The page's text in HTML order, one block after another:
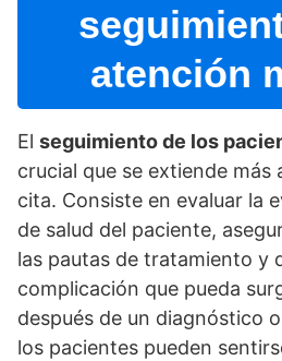
atención
El seguimiento de los
crucial que se extiende más
cita. Consiste en evaluar la
de salud del paciente,
las pautas de tratamiento y
complicación que pueda
después de un diagnóstico
los pacientes pueden